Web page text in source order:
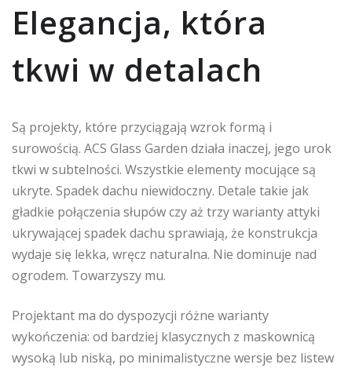
Elegancja, która
tkwi w detalach
Są projekty, które przyciągają wzrok formą i
surowością. ACS Glass Garden działa inaczej, jego urok
tkwi w subtelności. Wszystkie elementy mocujące są
ukryte. Spadek dachu niewidoczny. Detale takie jak
gładkie połączenia słupów czy aż trzy warianty attyki
ukrywającej spadek dachu sprawiają, że konstrukcja
wydaje się lekka, wręcz naturalna. Nie dominuje nad
ogrodem. Towarzyszy mu.
Projektant ma do dyspozycji różne warianty
wykończenia: od bardziej klasycznych z maskownicą
wysoką lub niską, po minimalistyczne wersje bez listew